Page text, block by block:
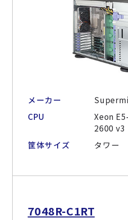
メーカー
CPU
Xeon
2600 v3
筐体サイズ
タワー
7048R-C1RT